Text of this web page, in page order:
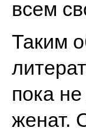
всем
Таким
пока
женат.